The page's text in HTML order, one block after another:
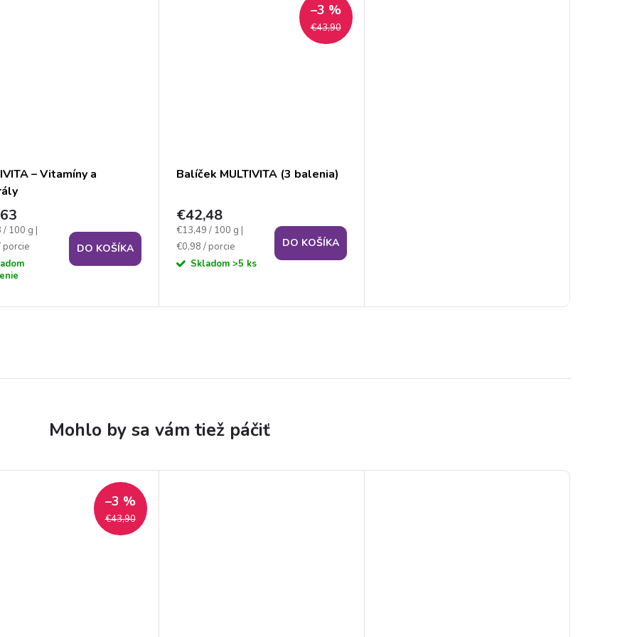
– Vitamíny a
/ 100 g |
porcie
DO KOŠÍKA
€43,90
–3 %
Balíček MULTIVITA (3 balenia)
€42,48
Jednotková
cena:
€13,49 / 100 g |
€0,98 / porcie
Skladom >5 ks
DO KOŠÍKA
€43,90
–3 %